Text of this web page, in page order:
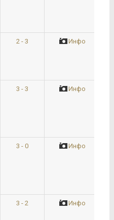
2 - 3 Инфо
3 - 3 Инфо
3 - 0 Инфо
3 - 2 Инфо